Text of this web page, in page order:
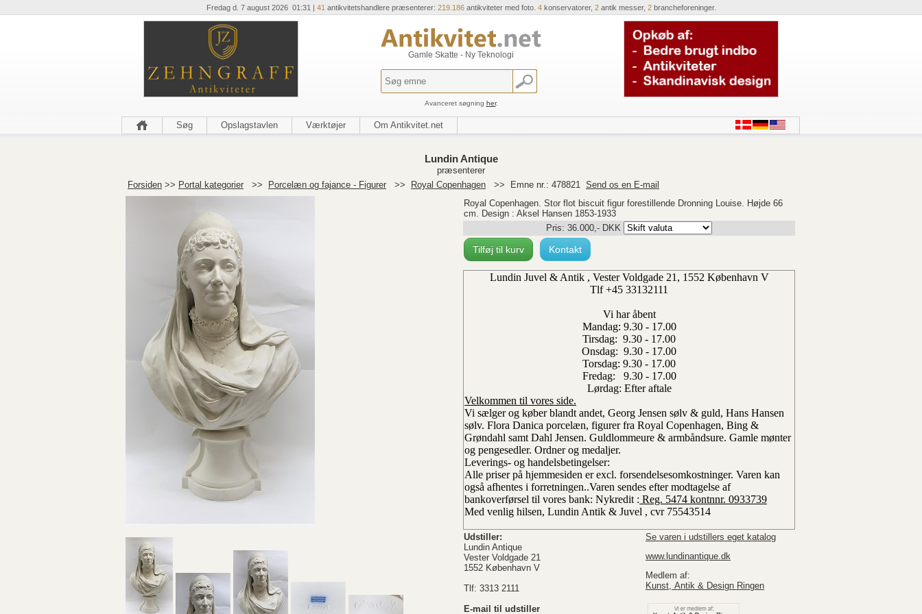
Fredag d. 7 august 2026 01:31 | 41 antikvitetshandlere præsenterer: 219.186antikviteter med foto. 4konservatorer, 2antik messer, 2brancheforeninger.
Gamle Skatte - Ny Teknologi
Avanceret søgning her.
Søg Opslagstavlen Værktøjer Om Antikvitet.net
Lundin Antique
præsenterer
Forsiden >> Portal kategorier >> Porcelæn og fajance - Figurer >> Royal Copenhagen >> Emne nr.: 478821 Send os en E-mail
Royal Copenhagen. Stor flot biscuit figur forestillende Dronning Louise. Højde 66
cm. Design : Aksel Hansen 1853-1933
Pris: 36.000,- DKK
Tilføj til kurv Kontakt
Lundin Juvel & Antik , Vester Voldgade 21, 1552 København V
Tlf +45 33132111
Vi har åbent
Mandag: 9.30 - 17.00
Tirsdag: 9.30 - 17.00
Onsdag: 9.30 - 17.00
Torsdag: 9.30 - 17.00
Fredag: 9.30 - 17.00
Lørdag: Efter aftale
Velkommen til vores side.
Vi sælger og køber blandt andet, Georg Jensen sølv & guld, Hans Hansen
sølv. Flora Danica porcelæn, figurer fra Royal Copenhagen, Bing &
Grøndahl samt Dahl Jensen. Guldlommeure & armbåndsure. Gamle mønter
og pengesedler. Ordner og medaljer.
Leverings- og handelsbetingelser:
Alle priser på hjemmesiden er excl. forsendelsesomkostninger. Varen kan
også afhentes i forretningen..Varen sendes efter modtagelse af
bankoverførsel til vores bank: Nykredit : Reg. 5474 kontnnr. 0933739
Med venlig hilsen, Lundin Antik & Juvel , cvr 75543514
Udstiller:
Lundin Antique
Vester Voldgade 21
1552 København V
Tlf: 3313 2111
E-mail til udstiller
Se varen i udstillers eget katalog
www.lundinantique.dk
Medlem af:
Kunst, Antik & Design Ringen